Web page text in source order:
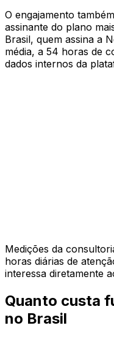
O engajamento
assinante do plano
Brasil, quem assina a
média, a 54 horas de
dados internos da
Medições da
horas diárias de
interessa diretamente
Quanto custa
no Brasil